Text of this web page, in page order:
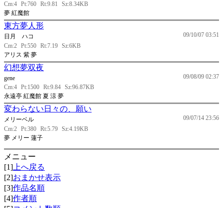
Cm:4 Pt:760 Rt:9.81
Sz:8.34KB
夢 紅魔館
東方夢人形
09/10/07 03:51
日月 ハコ
Cm:2 Pt:550 Rt:7.19 Sz:6KB
アリス 紫 夢
幻想夢双夜
09/08/09 02:37
gene
Cm:4 Pt:1500 Rt:9.84 Sz:96.87KB
永遠亭 紅魔館 夏 涼 夢
変わらない日々の、願い
09/07/14 23:56
メリーベル
Cm:2 Pt:380 Rt:5.79 Sz:4.19KB
夢 メリー 蓮子
メニュー
[1] 上へ戻る
[2]おまかせ表示
[3]作品名順
[4]作者順